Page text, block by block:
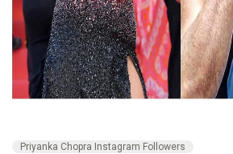
Priyanka Chopra Instagram Followers